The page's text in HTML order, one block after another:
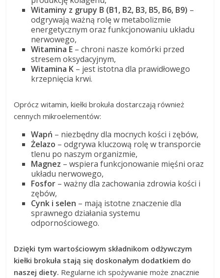
Witaminy z grupy B (B1, B2, B3, B5, B6, B9) –
odgrywają ważną rolę w metabolizmie
energetycznym oraz funkcjonowaniu układu
nerwowego,
Witamina E – chroni nasze komórki przed
stresem oksydacyjnym,
Witamina K – jest istotna dla prawidłowego
krzepnięcia krwi.
Oprócz witamin, kiełki brokuła dostarczają również
cennych mikroelementów:
Wapń – niezbędny dla mocnych kości i zębów,
Żelazo – odgrywa kluczową rolę w transporcie
tlenu po naszym organizmie,
Magnez – wspiera funkcjonowanie mięśni oraz
układu nerwowego,
Fosfor – ważny dla zachowania zdrowia kości i
zębów,
Cynk i selen – mają istotne znaczenie dla
sprawnego działania systemu
odpornościowego.
Dzięki tym wartościowym składnikom odżywczym
kiełki brokuła stają się doskonałym dodatkiem do
naszej diety. Regularne ich spożywanie może znacznie